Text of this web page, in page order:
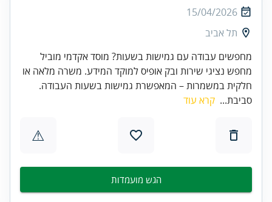
15/04/2026
תל אביב
מחפשים עבודה עם גמישות בשעות? מוסד אקדמי מוביל
מחפש נציגי שירות ובק אופיס למוקד המידע. משרה מלאה או
חלקית במשמרות – המאפשרת גמישות בשעות העבודה.
סביבת... קרא עוד
⚠
הגש מועמדות